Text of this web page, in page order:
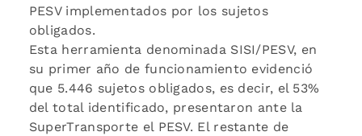
PESV implementados por los sujetos
obligados.
Esta herramienta denominada SISI/PESV, en
su primer año de funcionamiento evidenció
que 5.446 sujetos obligados, es decir, el 53%
del total identificado, presentaron ante la
SuperTransporte el PESV. El restante de